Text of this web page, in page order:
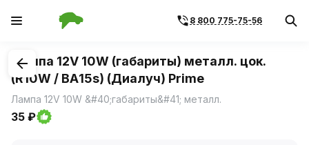
8 800 775-75-56
1/1
Лампа 12V 10W (габариты) металл. цок.
(R10W / ВА15s) (Диалуч) Prime
Лампа 12V 10W &#40;габариты&#41; металл.
35 ₽